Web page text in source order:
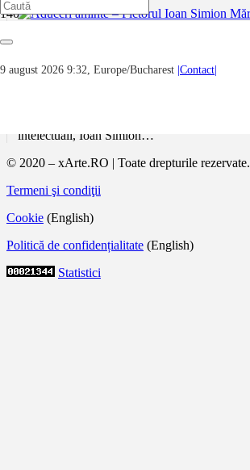
9 august 2026 9:32, Europe/Bucharest |Contact|
Mărculescu
intelectuali, Ioan Simion…
© 2020 – xArte.RO | Toate drepturile rezervate.
Termeni şi condiţii
Cookie (English)
Politică de confidențialitate (English)
Statistici